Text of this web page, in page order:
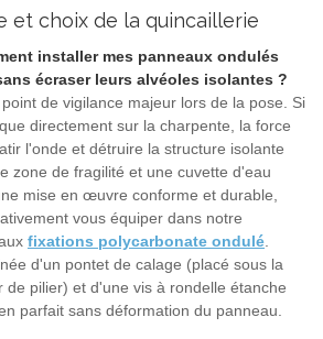
et choix de la quincaillerie
installer mes panneaux ondulés
écraser leurs alvéoles isolantes ?
de vigilance majeur lors de la pose. Si
directement sur la charpente, la force
l'onde et détruire la structure isolante
zone de fragilité et une cuvette d'eau
mise en œuvre conforme et durable,
vous équiper dans notre
fixations polycarbonate ondulé
d'un pontet de calage (placé sous la
de pilier) et d'une vis à rondelle étanche
parfait sans déformation du panneau.